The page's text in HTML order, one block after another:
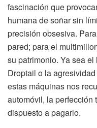
fascinación que
humana de soñar sin
precisión obsesiva.
pared; para el
su patrimonio. Ya sea
Droptail o la
estas máquinas nos
automóvil, la perfección
dispuesto a pagarlo.